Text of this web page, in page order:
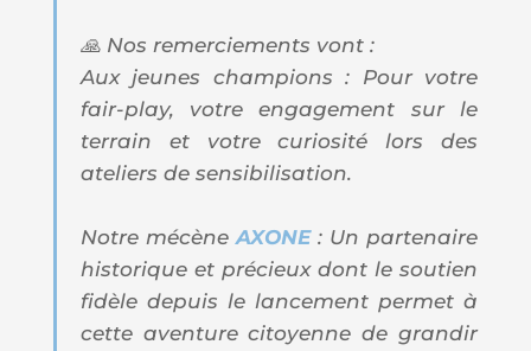
🙏 Nos remerciements vont :
Aux jeunes champions : Pour votre
fair-play, votre engagement sur le
terrain et votre curiosité lors des
ateliers de sensibilisation.
Notre mécène AXONE : Un partenaire
historique et précieux dont le soutien
fidèle depuis le lancement permet à
cette aventure citoyenne de grandir